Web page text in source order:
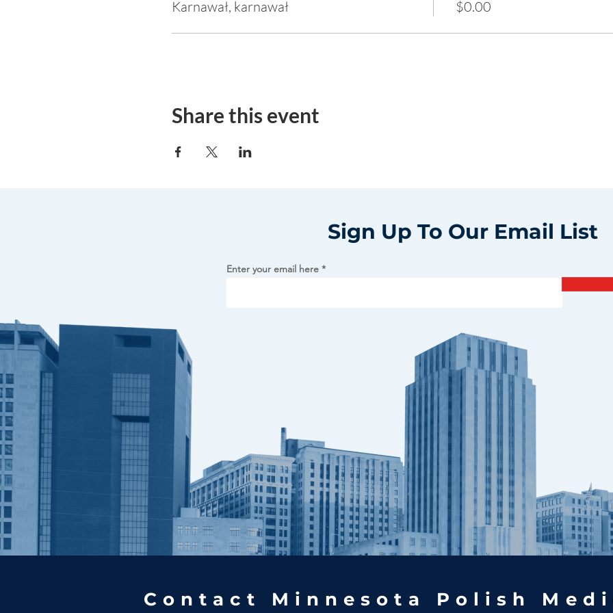
Karnawał, karnawał $0.00
Share this event
Sign Up To Our Email List
Enter your email here
Contact Minnesota Polish